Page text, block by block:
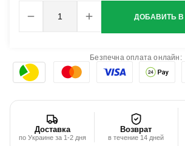
ДОБАВИТЬ В
Безпечна оплата онлайн:
Доставка
по Украине за 1-2 дня
Возврат
в течение 14 дней